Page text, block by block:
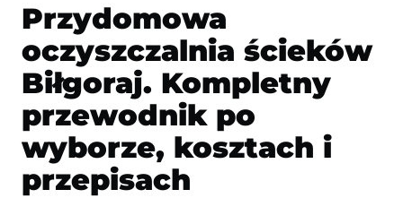
Przydomowa
oczyszczalnia ścieków
Biłgoraj. Kompletny
przewodnik po
wyborze, kosztach i
przepisach